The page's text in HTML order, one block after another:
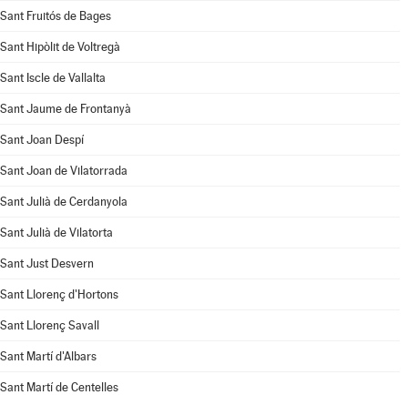
Sant Fruitós de Bages
Sant Hipòlit de Voltregà
Sant Iscle de Vallalta
Sant Jaume de Frontanyà
Sant Joan Despí
Sant Joan de Vilatorrada
Sant Julià de Cerdanyola
Sant Julià de Vilatorta
Sant Just Desvern
Sant Llorenç d'Hortons
Sant Llorenç Savall
Sant Martí d'Albars
Sant Martí de Centelles